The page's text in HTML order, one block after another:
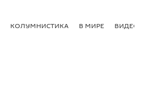
КОЛУМНИСТИКА В МИРЕ ВИДЕО